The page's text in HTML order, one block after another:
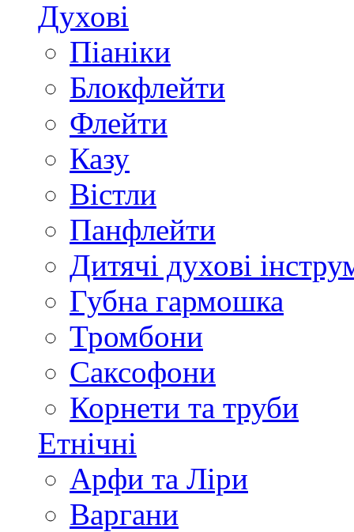
Духові
Піаніки
Блокфлейти
Флейти
Казу
Вістли
Панфлейти
Дитячі духові
Губна гармошка
Тромбони
Саксофони
Корнети та труби
Етнічні
Арфи та Ліри
Варгани